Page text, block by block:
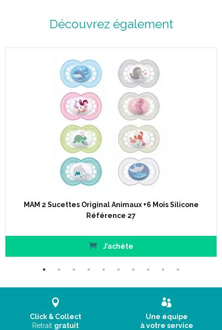
Découvrez également
MAM 2 Sucettes Original Animaux +6 Mois Silicone
Référence 27
J’achète
Click & Collect
Retrait gratuit
Une équipe
à votre service